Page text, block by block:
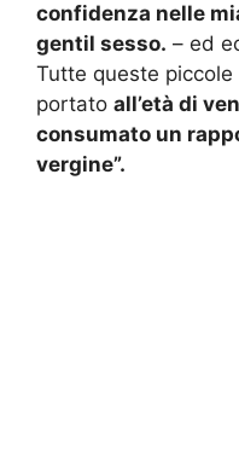
confidenza nelle
gentil sesso. – ed
Tutte queste
portato all’età di
consumato un
vergine”.